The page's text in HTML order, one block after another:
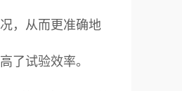
，从而更准确地
了试验效率。